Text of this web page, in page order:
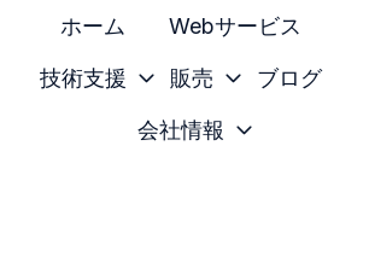
ホーム Webサービス
技術支援 販売 ブログ
会社情報